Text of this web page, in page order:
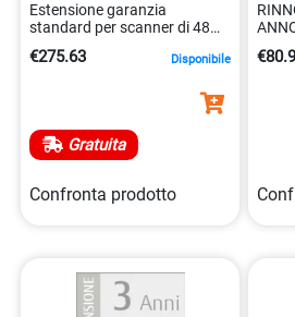
Estensione garanzia
standard per scanner di 48
€275.63 Disponibile
Gratuita
Confronta prodotto